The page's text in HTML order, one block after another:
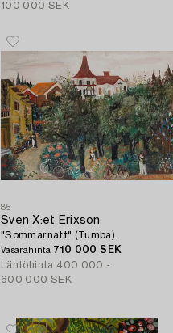
100 000 SEK
85
Sven X:et Erixson
"Sommarnatt" (Tumba).
Vasarahinta 710 000 SEK
Lähtöhinta 400 000 -
600 000 SEK